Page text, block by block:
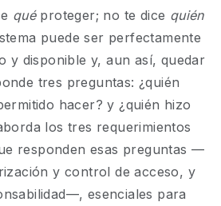
quéproteger; no te dice quién
puede ser perfectamente
y disponible y, aun así, quedar
tres preguntas: ¿quién
hacer? y ¿quién hizo
los tres requerimientos
responden esas preguntas —
y control de acceso, y
esenciales para